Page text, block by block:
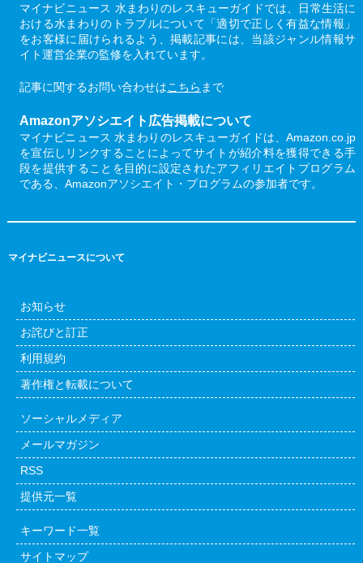
マイナビニュース 水まわりのレスキューガイドでは、日常生活に
おける水まわりのトラブルについて「適切で正しく有益な情報」
をお客様に届けられるよう、掲載記事には、当該ジャンル情報サ
イト運営企業の監修を入れています。
記事に関するお問い合わせはこちら まで
Amazonアソシエイト広告掲載について
マイナビニュース 水まわりのレスキューガイドは、Amazon.co.jp
を宣伝しリンクすることによってサイトが紹介料を獲得できる手
段を提供することを目的に設定されたアフィリエイトプログラム
である、Amazonアソシエイト・プログラムの参加者です。
マイナビニュースについて
お知らせ
お詫びと訂正
利用規約
著作権と転載について
ソーシャルメディア
メールマガジン
RSS
提供元一覧
キーワード一覧
サイトマップ